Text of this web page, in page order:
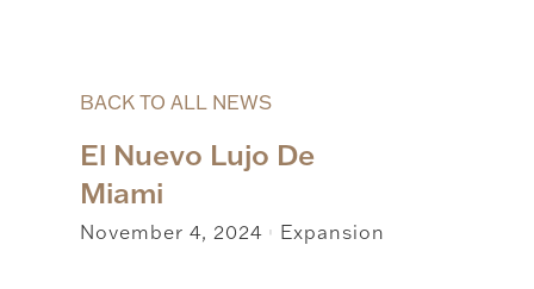
BACK TO ALL NEWS
El Nuevo Lujo De
Miami
November 4, 2024 | Expansion